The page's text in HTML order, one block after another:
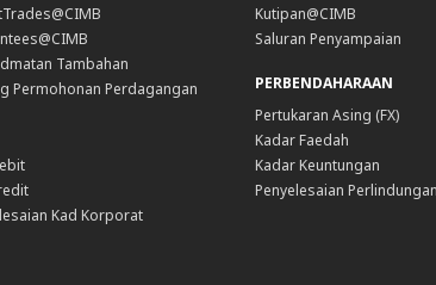
Tambahan
Permohonan Perdagangan
Kad Korporat
Kutipan@CIMB
Saluran Penyampaian
PERBENDAHARAAN
Pertukaran Asing (FX)
Kadar Faedah
Kadar Keuntungan
Penyelesaian